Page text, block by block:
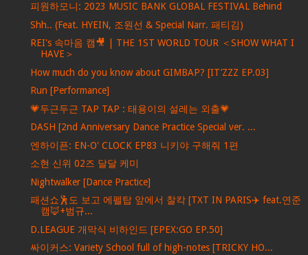
피원하모니: 2023 MUSIC BANK GLOBAL FESTIVAL Behind
Shh.. (Feat. HYEIN, 조원선 & Special Narr. 패티김)
REI's 속마음 캠🎥 | THE 1ST WORLD TOUR ＜SHOW WHAT I
HAVE＞
How much do you know about GIMBAP? [IT’ZZZ EP.03]
Run [Performance]
💗두근두근 TAP TAP : 태용이의 설레는 외출💗
DASH [2nd Anniversary Dance Practice Special ver. ...
엔하이픈: EN-O' CLOCK EP83 니키야 구해줘 1편
소현 신위 02즈 달달 케미
Nightwalker [Dance Practice]
패션쇼🕺도 보고 에펠탑 앞에서 찰칵 [TXT IN PARIS✈️ feat.연준
캠🦊+범규...
D.LEAGUE 개막식 비하인드 [EPEX:GO EP.50]
싸이커스: Variety School full of high-notes [TRICKY HO...